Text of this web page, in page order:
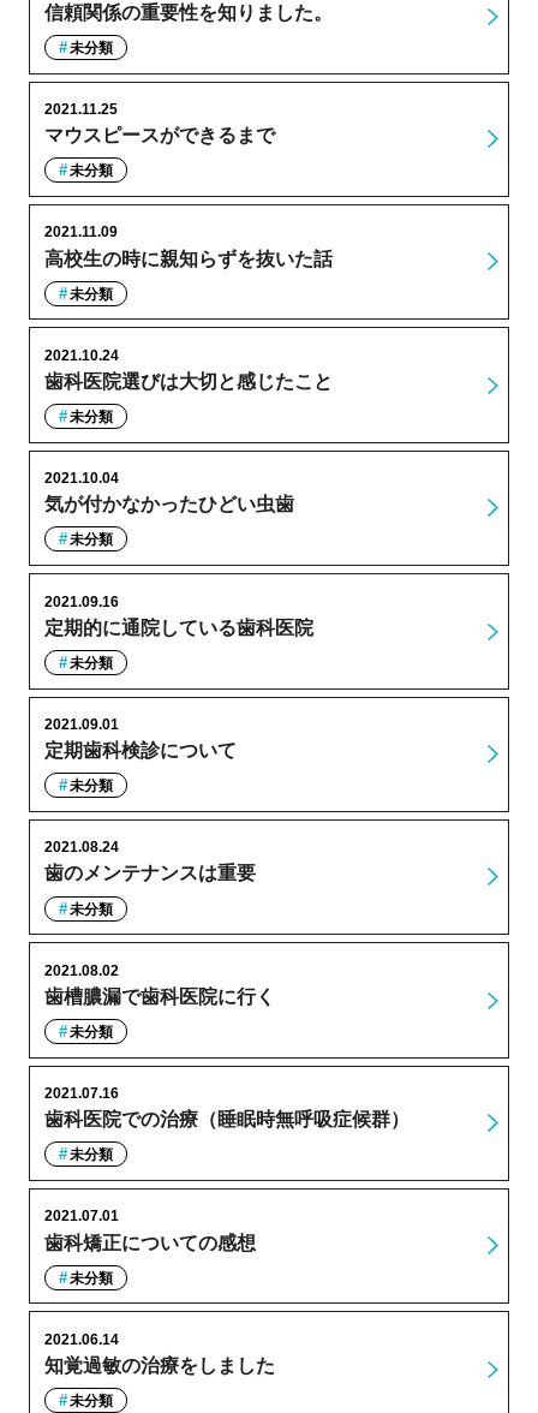
信頼関係の重要性を知りました。
未分類
マウスピースができるまで
2021.11.25
未分類
高校生の時に親知らずを抜いた話
2021.11.09
未分類
歯科医院選びは大切と感じたこと
2021.10.24
未分類
気が付かなかったひどい虫歯
2021.10.04
未分類
定期的に通院している歯科医院
2021.09.16
未分類
定期歯科検診について
2021.09.01
未分類
歯のメンテナンスは重要
2021.08.24
未分類
歯槽膿漏で歯科医院に行く
2021.08.02
未分類
歯科医院での治療（睡眠時無呼吸症候群）
2021.07.16
未分類
歯科矯正についての感想
2021.07.01
未分類
知覚過敏の治療をしました
2021.06.14
未分類